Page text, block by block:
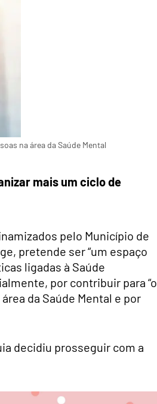
na área da Saúde Mental
mais um ciclo de
pelo Município de
pretende ser “um espaço
ligadas à Saúde
por contribuir para “o
da Saúde Mental e por
decidiu prosseguir com a